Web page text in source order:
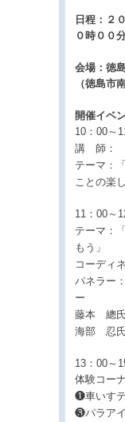
日程：２
０時００
会場：徳
（徳島市
開催イベ
10：00～
講 師：
テーマ：
ことの楽
11：00～
テーマ：
もう」
コーディ
パネラー
ー
藤本 總
海部 忍氏
13：00～
体験コー
❶車い
❸パラア